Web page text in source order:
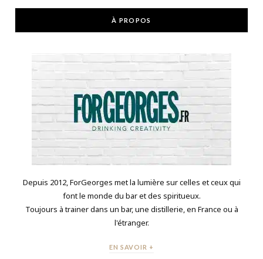
À PROPOS
Depuis 2012, ForGeorges met la lumière sur celles et ceux qui
font le monde du bar et des spiritueux.
Toujours à trainer dans un bar, une distillerie, en France ou à
l'étranger.
EN SAVOIR +